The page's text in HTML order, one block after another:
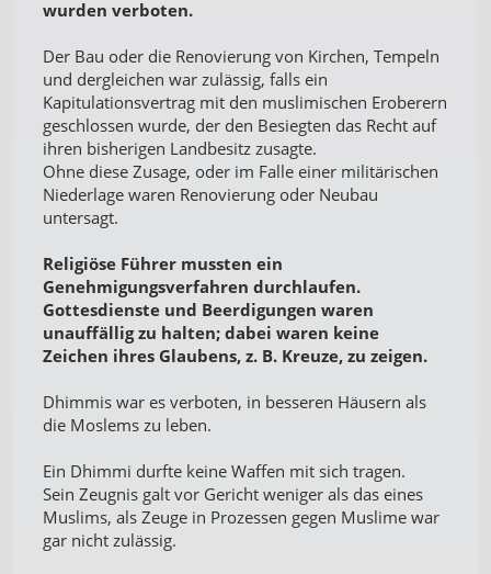
wurden verboten.
Der Bau oder die Renovierung von Kirchen, Tempeln
und dergleichen war zulässig, falls ein
Kapitulationsvertrag mit den muslimischen Eroberern
geschlossen wurde, der den Besiegten das Recht auf
ihren bisherigen Landbesitz zusagte.
Ohne diese Zusage, oder im Falle einer militärischen
Niederlage waren Renovierung oder Neubau
untersagt.
Religiöse Führer mussten ein
Genehmigungsverfahren durchlaufen.
Gottesdienste und Beerdigungen waren
unauffällig zu halten; dabei waren keine
Zeichen ihres Glaubens, z. B. Kreuze, zu zeigen.
Dhimmis war es verboten, in besseren Häusern als
die Moslems zu leben.
Ein Dhimmi durfte keine Waffen mit sich tragen.
Sein Zeugnis galt vor Gericht weniger als das eines
Muslims, als Zeuge in Prozessen gegen Muslime war
gar nicht zulässig.